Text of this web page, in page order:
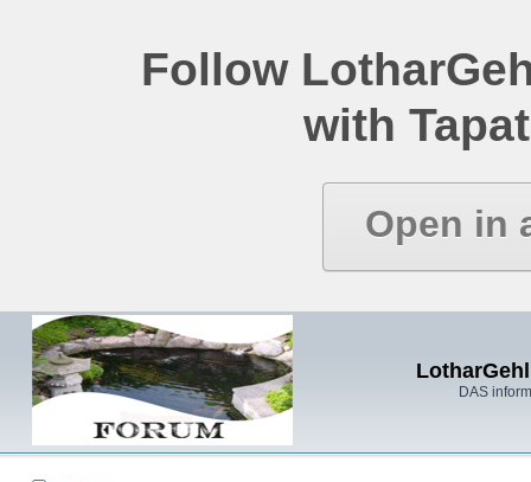
Follow
with
Open in
DAS